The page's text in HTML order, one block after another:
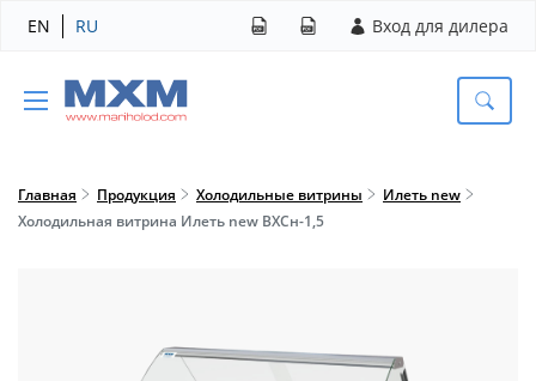
EN RU Вход для дилера
Главная Продукция Холодильные витрины
Илеть new
Холодильная витрина Илеть new ВХСн-1,5